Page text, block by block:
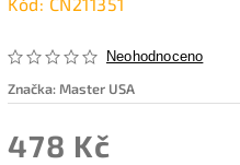
Neohodnoceno
Značka: Master USA
478 Kč